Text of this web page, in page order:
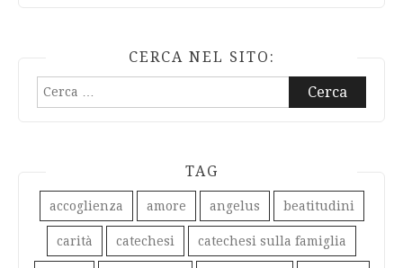
CERCA NEL SITO:
Ricerca
per:
TAG
accoglienza amore angelus beatitudini
carità catechesi catechesi sulla famiglia